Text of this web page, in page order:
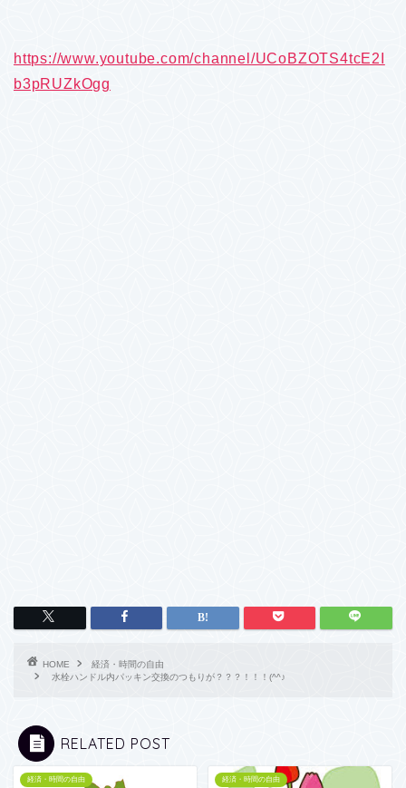
https://www.youtube.com/channel/UCoBZOTS4tcE2I
b3pRUZkOgg
HOME
経済・時間の自由
水栓ハンドル内パッキン交換のつもりが？？？！！！(^^♪
RELATED POST
経済・時間の自由 経済・時間の自由